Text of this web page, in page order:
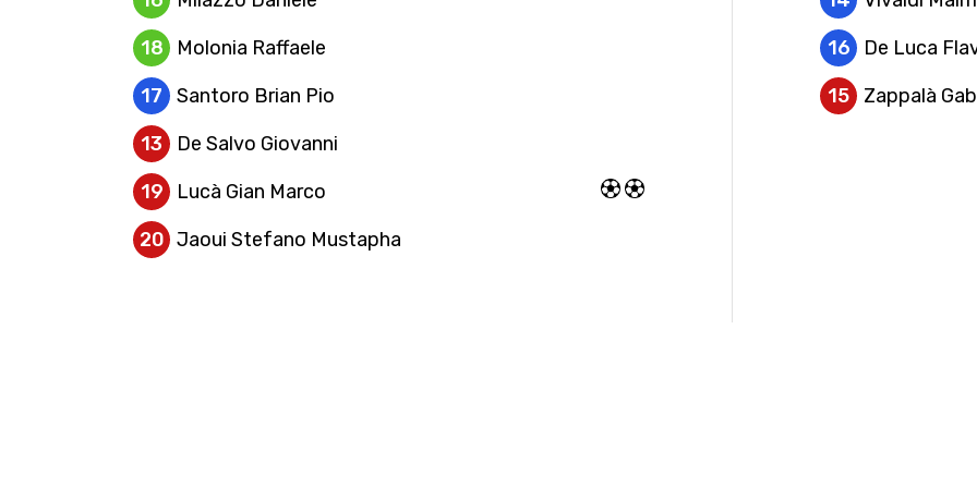
18
Molonia Raffaele
17
Santoro Brian Pio
13
De Salvo Giovanni
19
Lucà Gian Marco
20 Jaoui Stefano Mustapha
16
De Luca
15
Zappalà